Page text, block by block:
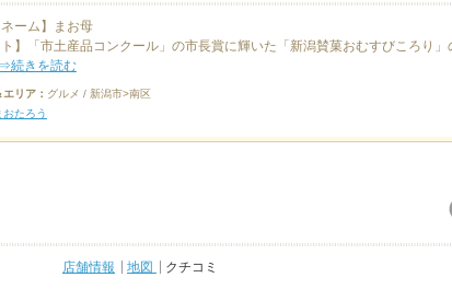
ネーム】まお母
ト】「市土産品コンクール」の市長賞に輝いた「新潟賛菓おむすびころり
⇒続きを読む
リア： グルメ / 新潟市>南区
おたろう
店舗情報 地図 クチコミ